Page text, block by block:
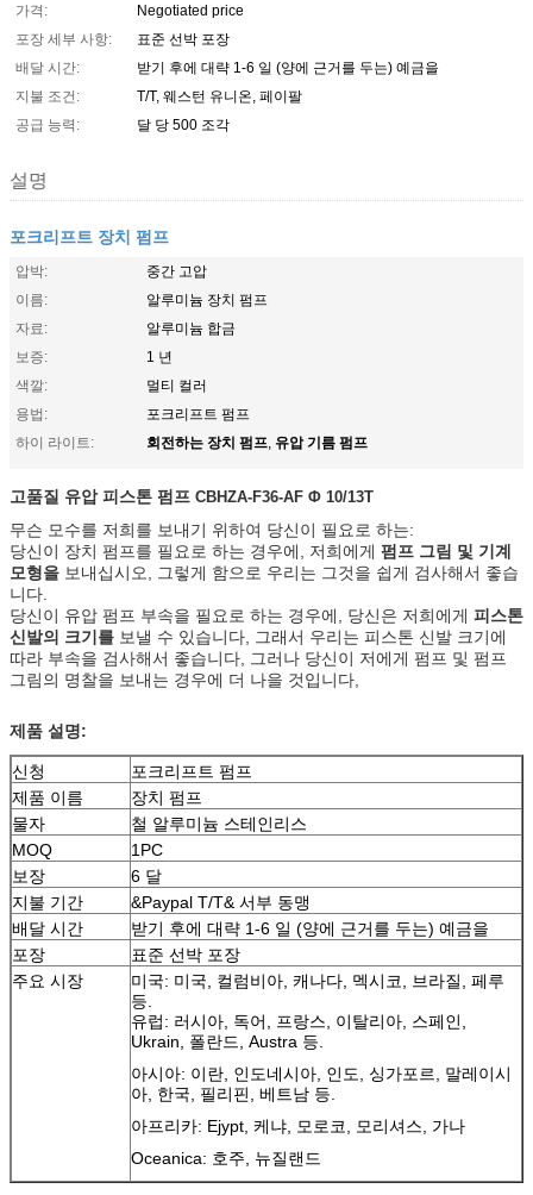
가격:
Negotiated price
포장 세부 사항:
표준 선박 포장
배달 시간:
받기 후에 대략 1-6 일 (양에 근거를 두는) 예금을
지불 조건:
T/T, 웨스턴 유니온, 페이팔
공급 능력:
달 당 500 조각
설명
포크리프트 장치 펌프
압박:
중간 고압
이름:
알루미늄 장치 펌프
자료:
알루미늄 합금
보증:
1 년
색깔:
멀티 컬러
용법:
포크리프트 펌프
하이 라이트:
회전하는 장치 펌프, 유압 기름 펌프
고품질 유압 피스톤 펌프 CBHZA-F36-AF Φ 10/13T
무슨 모수를 저희를 보내기 위하여 당신이 필요로 하는:
당신이 장치 펌프를 필요로 하는 경우에, 저희에게 펌프 그림 및 기계
모형을 보내십시오, 그렇게 함으로 우리는 그것을 쉽게 검사해서 좋습
니다.
당신이 유압 펌프 부속을 필요로 하는 경우에, 당신은 저희에게 피스톤
신발의 크기를 보낼 수 있습니다, 그래서 우리는 피스톤 신발 크기에
따라 부속을 검사해서 좋습니다, 그러나 당신이 저에게 펌프 및 펌프
그림의 명찰을 보내는 경우에 더 나을 것입니다,
제품 설명:
신청
포크리프트 펌프
제품 이름
장치 펌프
물자
철 알루미늄 스테인리스
MOQ
1PC
보장
6 달
지불 기간
&Paypal T/T& 서부 동맹
배달 시간
받기 후에 대략 1-6 일 (양에 근거를 두는) 예금을
포장
표준 선박 포장
주요 시장
미국: 미국, 컬럼비아, 캐나다, 멕시코, 브라질, 페루
등.
유럽: 러시아, 독어, 프랑스, 이탈리아, 스페인,
Ukrain, 폴란드, Austra 등.
아시아: 이란, 인도네시아, 인도, 싱가포르, 말레이시
아, 한국, 필리핀, 베트남 등.
아프리카: Ejypt, 케냐, 모로코, 모리셔스, 가나
Oceanica: 호주, 뉴질랜드